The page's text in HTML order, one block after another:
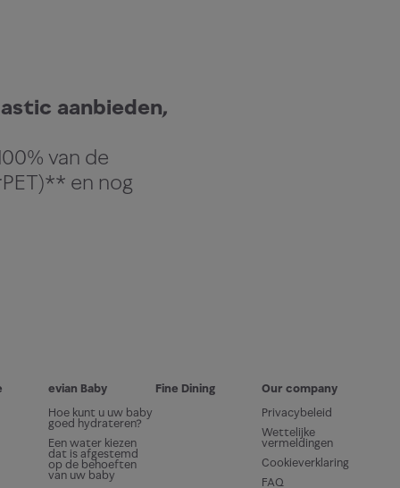
aanbieden,
van de
en nog
evian Baby
Hoe kunt u uw baby
goed hydrateren?
Een water kiezen
dat is afgestemd
op de behoeften
van uw baby
Fine Dining
Our company
Privacybeleid
Wettelijke
vermeldingen
Cookieverklaring
FAQ